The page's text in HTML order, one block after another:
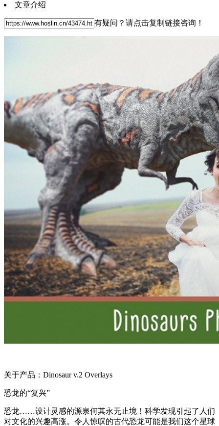
文章介绍
有疑问？请点击复制链接咨询！
关于产品：Dinosaur v.2 Overlays
恐龙的“复兴”
恐龙……设计灵感的源泉何其永无止境！科学发现引起了人们
对文化的兴趣高涨。令人惊叹的古代恐龙可能是我们这个星球